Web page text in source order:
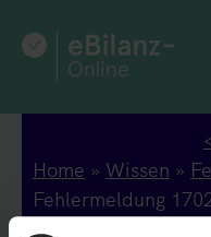
Inhalt
springen
Home » Wissen »
Fehlermeldung